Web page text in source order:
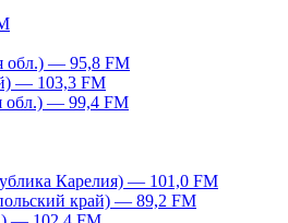
обл.) — 95,8 FM
— 103,3 FM
обл.) — 99,4 FM
Карелия) — 101,0 FM
край) — 89,2 FM